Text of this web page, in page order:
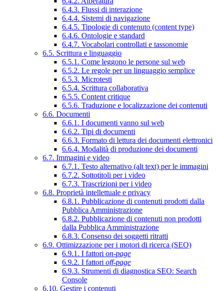
6.4.3. Flussi di interazione
6.4.4. Sistemi di navigazione
6.4.5. Tipologie di contenuto (content type)
6.4.6. Ontologie e standard
6.4.7. Vocabolari controllati e tassonomie
6.5. Scrittura e linguaggio
6.5.1. Come leggono le persone sul web
6.5.2. Le regole per un linguaggio semplice
6.5.3. Microtesti
6.5.4. Scrittura collaborativa
6.5.5. Content critique
6.5.6. Traduzione e localizzazione dei contenuti
6.6. Documenti
6.6.1. I documenti vanno sul web
6.6.2. Tipi di documenti
6.6.3. Formato di lettura dei documenti elettronici
6.6.4. Modalità di produzione dei documenti
6.7. Immagini e video
6.7.1. Testo alternativo (alt text) per le immagini
6.7.2. Sottotitoli per i video
6.7.3. Trascrizioni per i video
6.8. Proprietà intellettuale e privacy
6.8.1. Pubblicazione di contenuti prodotti dalla
Pubblica Amministrazione
6.8.2. Pubblicazione di contenuti non prodotti
dalla Pubblica Amministrazione
6.8.3. Consenso dei soggetti ritratti
6.9. Ottimizzazione per i motori di ricerca (SEO)
6.9.1. I fattori on-page
6.9.2. I fattori off-page
6.9.3. Strumenti di diagnostica SEO: Search
Console
6.10. Gestire i contenuti